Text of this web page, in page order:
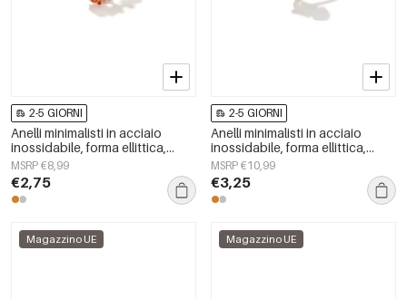
2-5 GIORNI
Anelli minimalisti in acciaio
inossidabile, forma ellittica,
casual, semplici, della serie da
donna.
MSRP €8,99
€2,75
2-5 GIORNI
Anelli minimalisti in acciaio
inossidabile, forma ellittica,
semplici, per tutti i giorni, serie
Simple, gioielli da donna
MSRP €10,99
€3,25
Magazzino UE Magazzino UE